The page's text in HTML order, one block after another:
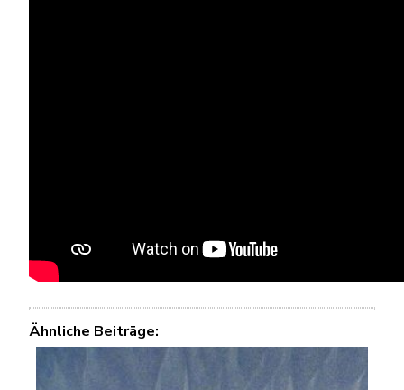
Ähnliche Beiträge: